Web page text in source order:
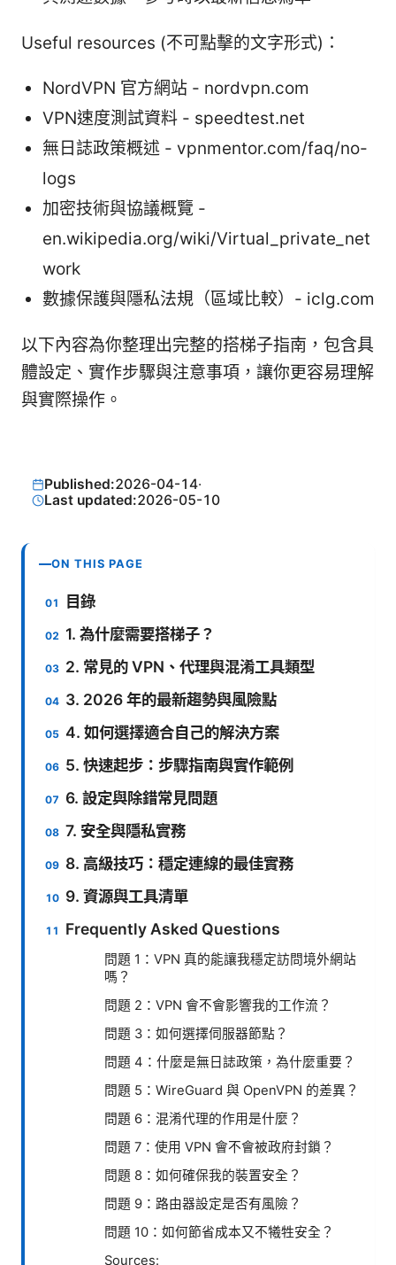
Useful resources (不可點擊的文字形式)：
NordVPN 官方網站 - nordvpn.com
VPN速度測試資料 - speedtest.net
無日誌政策概述 - vpnmentor.com/faq/no-
logs
加密技術與協議概覽 -
en.wikipedia.org/wiki/Virtual_private_net
work
數據保護與隱私法規（區域比較）- iclg.com
以下內容為你整理出完整的搭梯子指南，包含具
體設定、實作步驟與注意事項，讓你更容易理解
與實際操作。
Published:2026-04-14·
Last updated:2026-05-10
ON THIS PAGE
目錄
1. 為什麼需要搭梯子？
2. 常見的 VPN、代理與混淆工具類型
3. 2026 年的最新趨勢與風險點
4. 如何選擇適合自己的解決方案
5. 快速起步：步驟指南與實作範例
6. 設定與除錯常見問題
7. 安全與隱私實務
8. 高級技巧：穩定連線的最佳實務
9. 資源與工具清單
Frequently Asked Questions
問題 1：VPN 真的能讓我穩定訪問境外網站
嗎？
問題 2：VPN 會不會影響我的工作流？
問題 3：如何選擇伺服器節點？
問題 4：什麼是無日誌政策，為什麼重要？
問題 5：WireGuard 與 OpenVPN 的差異？
問題 6：混淆代理的作用是什麼？
問題 7：使用 VPN 會不會被政府封鎖？
問題 8：如何確保我的裝置安全？
問題 9：路由器設定是否有風險？
問題 10：如何節省成本又不犧牲安全？
Sources: